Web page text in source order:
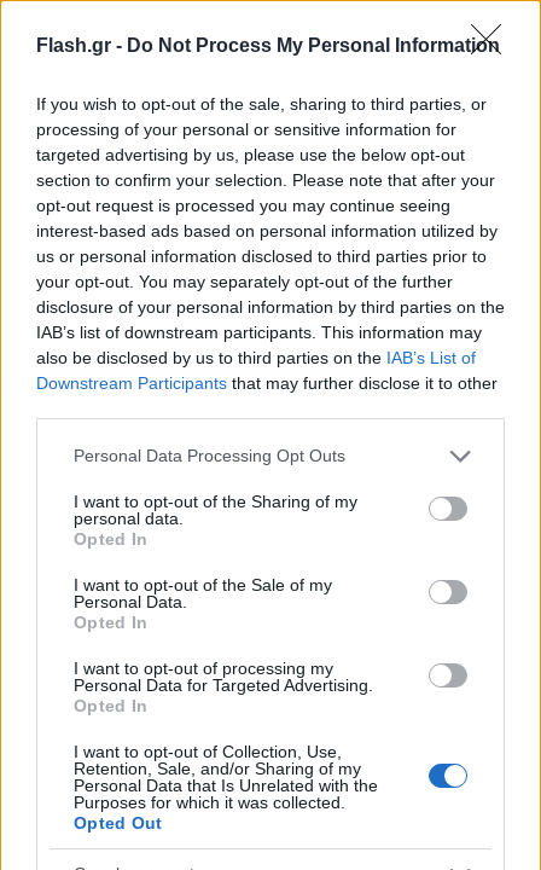
Flash.gr - Do Not Process My Personal Information
If you wish to opt-out of the sale, sharing to third parties, or
processing of your personal or sensitive information for
targeted advertising by us, please use the below opt-out
section to confirm your selection. Please note that after your
opt-out request is processed you may continue seeing
interest-based ads based on personal information utilized by
us or personal information disclosed to third parties prior to
your opt-out. You may separately opt-out of the further
disclosure of your personal information by third parties on the
IAB’s list of downstream participants. This information may
also be disclosed by us to third parties on the IAB’s List of
Downstream Participants that may further disclose it to other
Please note that this website/app uses one or more Google
not limited to your visit or usage behaviour. You may click to
grant or deny consent to Google and its third-party tags to
use your data for below specified purposes in below Google
consent section.
Personal Data Processing Opt Outs
I want to opt-out of the Sharing of my
personal data.
Opted In
I want to opt-out of the Sale of my
Personal Data.
Opted In
I want to opt-out of processing my
Personal Data for Targeted Advertising.
Opted In
I want to opt-out of Collection, Use,
Retention, Sale, and/or Sharing of my
Personal Data that Is Unrelated with the
Purposes for which it was collected.
Opted Out